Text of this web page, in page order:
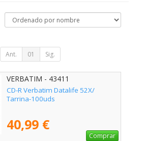
Ant. 01 Sig.
VERBATIM - 43411
CD-R Verbatim Datalife 52X/
Tarrina-100uds
40,99 €
Comprar